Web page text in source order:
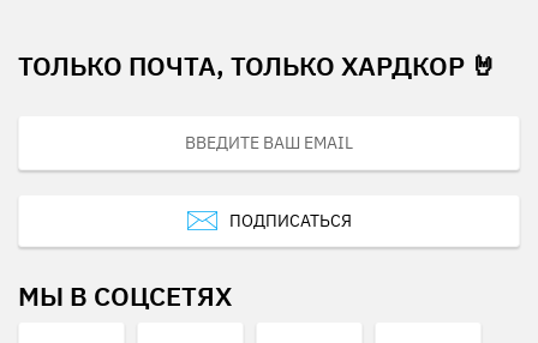
ТОЛЬКО ПОЧТА, ТОЛЬКО ХАРДКОР 🤘
ПОДПИСАТЬСЯ
МЫ В СОЦСЕТЯХ